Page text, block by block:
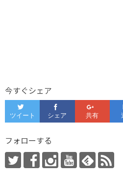
今すぐシェア
フォローする